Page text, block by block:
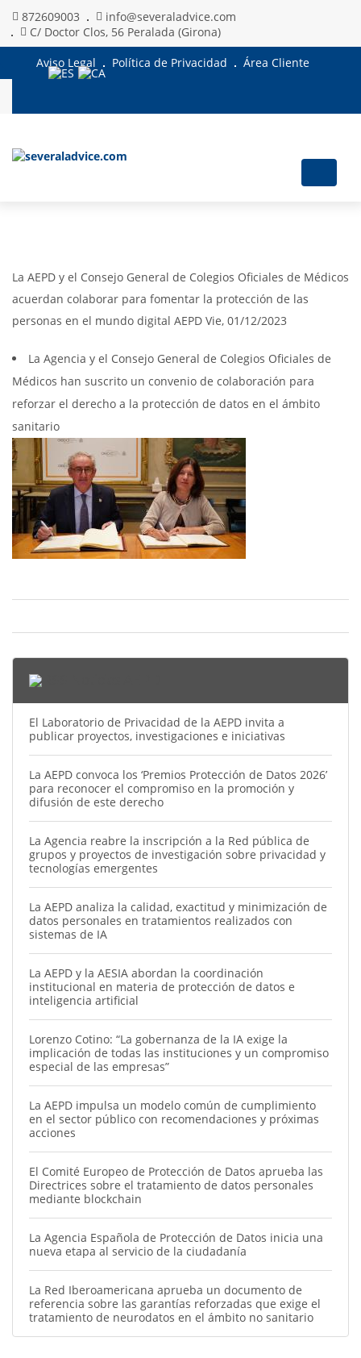
872609003
info@severaladvice.com
C/ Doctor Clos, 56 Peralada (Girona)
Aviso Legal
Política de Privacidad Área Cliente
La AEPD y el Consejo General de Colegios Oficiales de Médicos
acuerdan colaborar para fomentar la protección de las
personas en el mundo digital AEPD Vie, 01/12/2023
La Agencia y el Consejo General de Colegios Oficiales de
Médicos han suscrito un convenio de colaboración para
reforzar el derecho a la protección de datos en el ámbito
sanitario
El Laboratorio de Privacidad de la AEPD invita a
publicar proyectos, investigaciones e iniciativas
La AEPD convoca los ‘Premios Protección de Datos 2026’
para reconocer el compromiso en la promoción y
difusión de este derecho
La Agencia reabre la inscripción a la Red pública de
grupos y proyectos de investigación sobre privacidad y
tecnologías emergentes
La AEPD analiza la calidad, exactitud y minimización de
datos personales en tratamientos realizados con
sistemas de IA
La AEPD y la AESIA abordan la coordinación
institucional en materia de protección de datos e
inteligencia artificial
Lorenzo Cotino: “La gobernanza de la IA exige la
implicación de todas las instituciones y un compromiso
especial de las empresas”
La AEPD impulsa un modelo común de cumplimiento
en el sector público con recomendaciones y próximas
acciones
El Comité Europeo de Protección de Datos aprueba las
Directrices sobre el tratamiento de datos personales
mediante blockchain
La Agencia Española de Protección de Datos inicia una
nueva etapa al servicio de la ciudadanía
La Red Iberoamericana aprueba un documento de
referencia sobre las garantías reforzadas que exige el
tratamiento de neurodatos en el ámbito no sanitario